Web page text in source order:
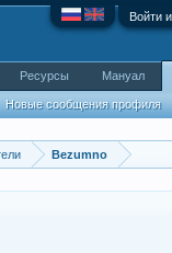
Войти
Bezumno
Ресурсы Мануал
Новые сообщения профиля